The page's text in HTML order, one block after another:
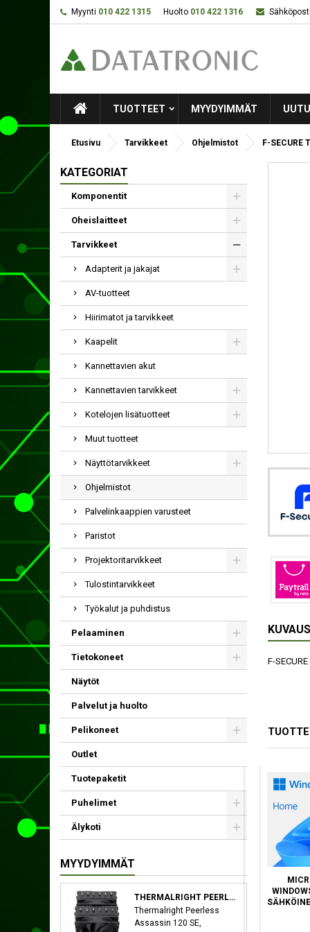
Myynti 010 422 1315 Huolto 010 422 1316
TUOTTEET MYYDYIMMÄT
Etusivu Tarvikkeet Ohjelmistot F-
KATEGORIAT
Komponentit
Oheislaitteet
Tarvikkeet
Adapterit ja jakajat
AV-tuotteet
Hiirimatot ja tarvikkeet
Kaapelit
Kannettavien akut
Kannettavien tarvikkeet
Kotelojen lisätuotteet
Muut tuotteet
Näyttötarvikkeet
Ohjelmistot
Palvelinkaappien varusteet
Paristot
Projektoritarvikkeet
Tulostintarvikkeet
Työkalut ja puhdistus
Pelaaminen
Tietokoneet
Näytöt
Palvelut ja huolto
Pelikoneet
Outlet
Tuotepaketit
Puhelimet
Älykoti
MYYDYIMMÄT
THERMALRIGHT PEERLESS ASSASSIN 120 SE SUORITIN JÄÄHDYTYSLEVY/JÄÄHDYTIN 12 CM MUSTA
Thermalright Peerless
Assassin 120 SE,
KUVAUS
F-
1Y 5D ALL DEVICES
DEVICE) FULL
LICENSE